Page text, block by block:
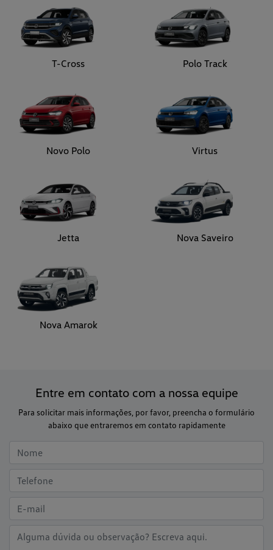
T-Cross Polo Track
Novo Polo Virtus
Jetta Nova Saveiro
Nova Amarok
Entre em contato com a nossa equipe
Para solicitar mais informações, por favor, preencha o formulário
abaixo que entraremos em contato rapidamente